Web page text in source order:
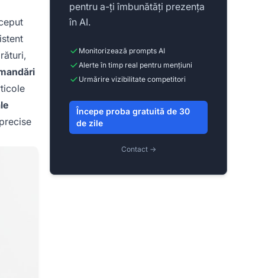
pentru a-ți îmbunătăți prezența
în AI.
Monitorizează prompts AI
Alerte în timp real pentru mențiuni
Urmărire vizibilitate competitori
Începe proba gratuită de 30
de zile
Contact →